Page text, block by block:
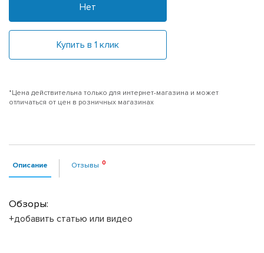
Нет
Купить в 1 клик
*Цена действительна только для интернет-магазина и может
отличаться от цен в розничных магазинах
Описание Отзывы
Обзоры:
+добавить статью или видео